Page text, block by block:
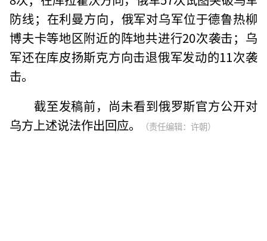
防线；在利曼方向，俄军对乌军位于德鲁热柳
博夫卡等地区附近的阵地共进行20次袭击；乌
军还在库皮扬斯克方向击退俄军发动的11次袭
击。
截至发稿前，尚未看到俄罗斯官方公开对
乌方上述说法作出回应。
（责任编辑：许朝）